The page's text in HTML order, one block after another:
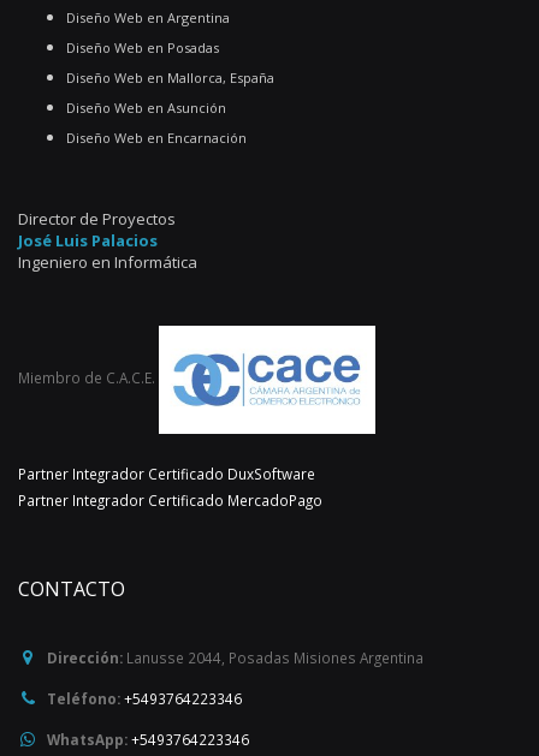
Diseño Web en Argentina
Diseño Web en Posadas
Diseño Web en Mallorca, España
Diseño Web en Asunción
Diseño Web en Encarnación
Director de Proyectos
José Luis Palacios
Ingeniero en Informática
Miembro de C.A.C.E.
Partner Integrador Certificado DuxSoftware
Partner Integrador Certificado MercadoPago
CONTACTO
Dirección: Lanusse 2044 Posadas Misiones Argentina
Teléfono:+5493764223346
WhatsApp:+5493764223346